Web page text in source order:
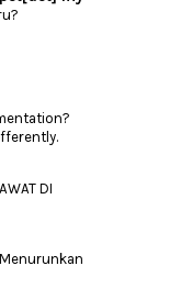
Unik
Lexis Port
DI